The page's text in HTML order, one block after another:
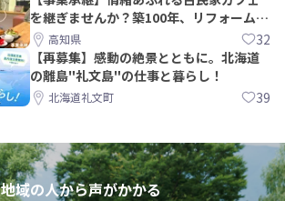
を継ぎませんか？築100年、リフォームか
ら約10年！
高知県 32
【再募集】感動の絶景とともに。北海道
の離島"礼文島"の仕事と暮らし！
北海道礼文町 39
地域の人から声がかかる